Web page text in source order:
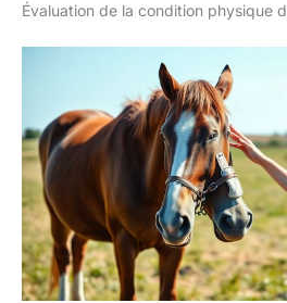
Évaluation de la condition physique